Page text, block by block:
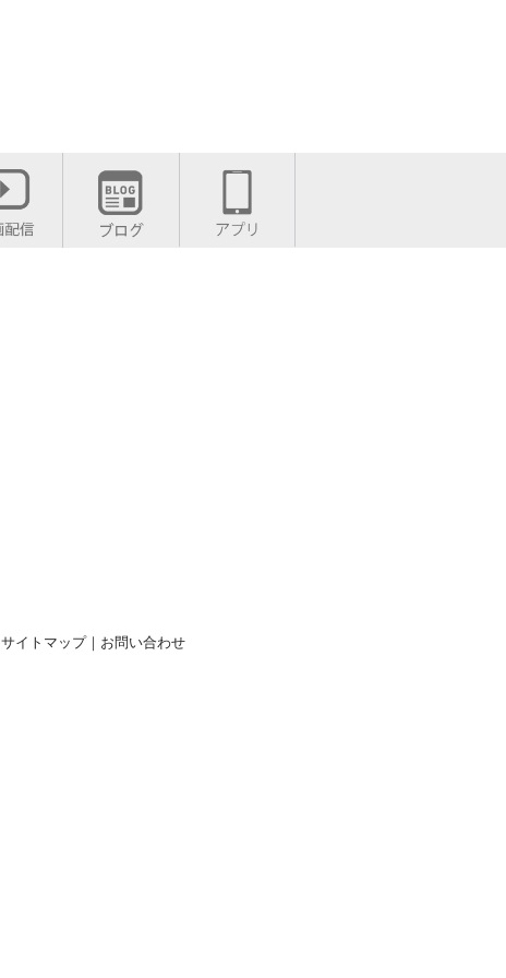
サイトマップ｜ お問い合わせ